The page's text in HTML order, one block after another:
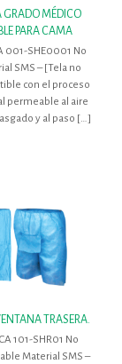
GRADO MÉDICO
PARA CAMA
001-SHE0001 No
SMS – [Tela no
con el proceso
permeable al aire
y al paso […]
TRASERA.
101-SHR01 No
Material SMS –